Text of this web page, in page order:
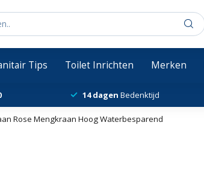
Tips Toilet Inrichten Merken
14 dagen Bedenktijd
Rose Mengkraan Hoog Waterbesparend